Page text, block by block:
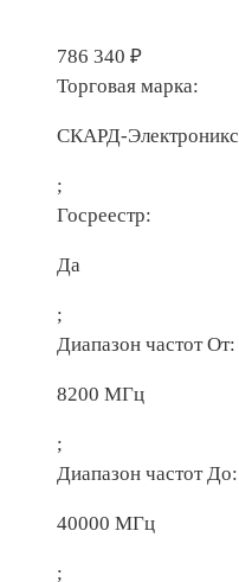
786 340 ₽
Торговая марка:
СКАРД-Электроникс
;
Госреестр:
Да
;
Диапазон частот От:
8200 МГц
;
Диапазон частот До:
40000 МГц
;